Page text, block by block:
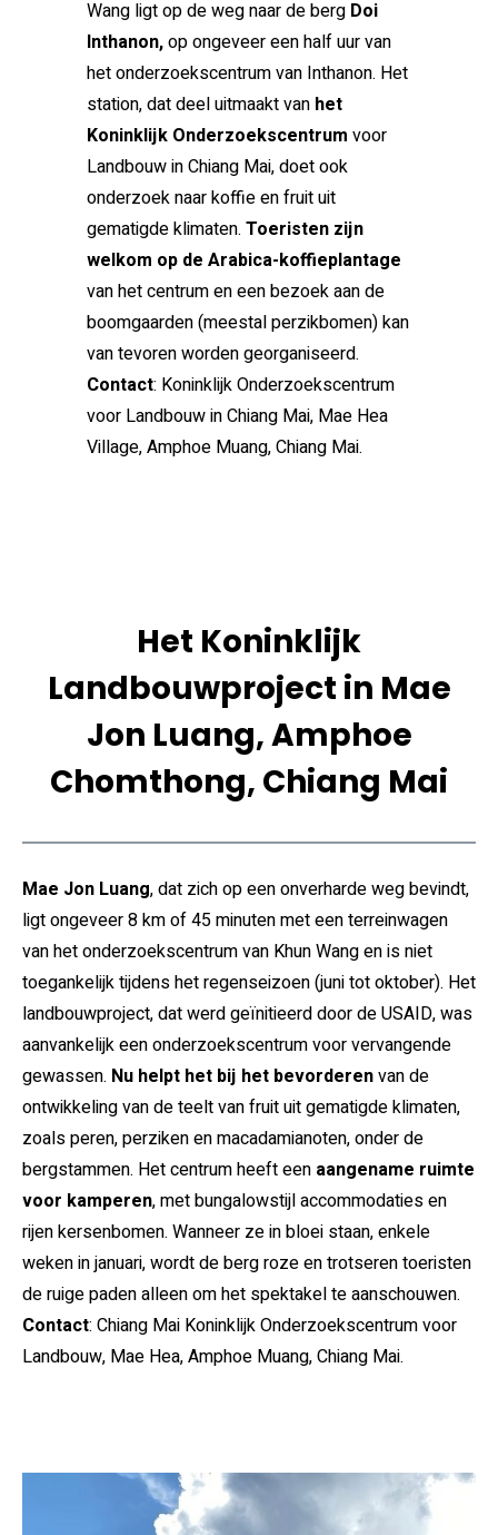
Wang ligt op de weg naar de berg Doi
Inthanon,op ongeveer een half uur van
het onderzoekscentrum van Inthanon. Het
station, dat deel uitmaakt van het
Koninklijk Onderzoekscentrum voor
Landbouw in Chiang Mai, doet ook
onderzoek naar koffie en fruit uit
gematigde klimaten. Toeristen zijn
welkom op de Arabica-koffieplantage
van het centrum en een bezoek aan de
boomgaarden (meestal perzikbomen) kan
van tevoren worden georganiseerd.
Contact: Koninklijk Onderzoekscentrum
voor Landbouw in Chiang Mai, Mae Hea
Village, Amphoe Muang, Chiang Mai.
Het Koninklijk
Landbouwproject in Mae
Jon Luang, Amphoe
Chomthong, Chiang Mai
Mae Jon Luang, dat zich op een onverharde weg bevindt,
ligt ongeveer 8 km of 45 minuten met een terreinwagen
van het onderzoekscentrum van Khun Wang en is niet
toegankelijk tijdens het regenseizoen (juni tot oktober). Het
landbouwproject, dat werd geïnitieerd door de USAID, was
aanvankelijk een onderzoekscentrum voor vervangende
gewassen. Nu helpt het bij het bevorderenvan de
ontwikkeling van de teelt van fruit uit gematigde klimaten,
zoals peren, perziken en macadamianoten, onder de
bergstammen. Het centrum heeft een aangename ruimte
voor kamperen, met bungalowstijl accommodaties en
rijen kersenbomen. Wanneer ze in bloei staan, enkele
weken in januari, wordt de berg roze en trotseren toeristen
de ruige paden alleen om het spektakel te aanschouwen.
Contact: Chiang Mai Koninklijk Onderzoekscentrum voor
Landbouw, Mae Hea, Amphoe Muang, Chiang Mai.